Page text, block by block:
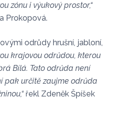
zónu i výukový prostor,“
Prokopová.
odrůdy hrušní, jabloní,
krajovou odrůdou, kterou
Bílá. Tato odrůda není
pak určitě zaujme odrůda
řekl Zdeněk Špíšek